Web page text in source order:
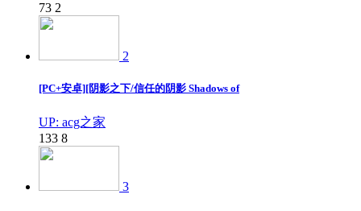
73 2
2
[PC+安卓][阴影之下/信任的阴影 Shadows of
UP: acg之家
133 8
3